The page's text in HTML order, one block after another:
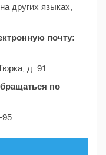
других языках,
почту:
д. 91.
по
95